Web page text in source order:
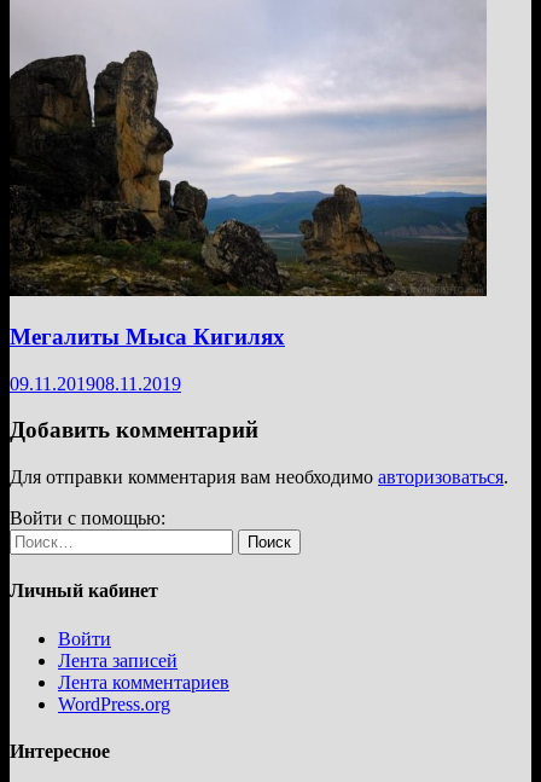
Мегалиты Мыса Кигилях
09.11.201908.11.2019
Добавить комментарий
Для отправки комментария вам необходимо авторизоваться.
Войти с помощью:
Найти:
Личный кабинет
Войти
Лента записей
Лента комментариев
WordPress.org
Интересное